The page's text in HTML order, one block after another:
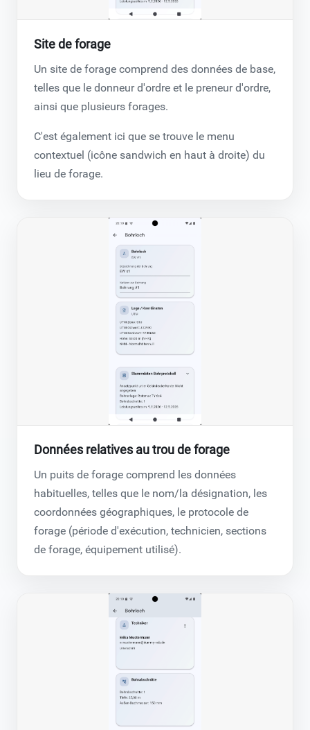
Site de forage
Un site de forage comprend des données de base,
telles que le donneur d'ordre et le preneur d'ordre,
ainsi que plusieurs forages.
C'est également ici que se trouve le menu
contextuel (icône sandwich en haut à droite) du
lieu de forage.
Données relatives au trou de forage
Un puits de forage comprend les données
habituelles, telles que le nom/la désignation, les
coordonnées géographiques, le protocole de
forage (période d'exécution, technicien, sections
de forage, équipement utilisé).